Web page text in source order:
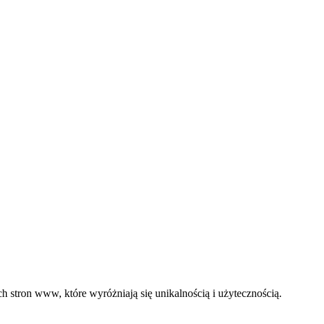
www, które wyróżniają się unikalnością i użytecznością.